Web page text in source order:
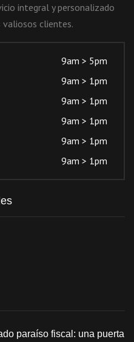
integral y personalizado
clientes.
9am > 5pm
9am > 1pm
9am > 1pm
9am > 1pm
9am > 1pm
9am > 1pm
paraíso fiscal: una puerta